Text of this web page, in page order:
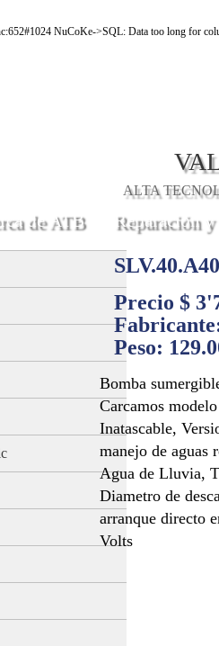
NuCoKe->SQL: Data too long for
ALTA
de ATB Reparación
Precio $
Peso:
Bomba
Carcamos
Inatascable,
manejo de aguas
Agua de Lluvia,
Diametro de
arranque directo
Volts